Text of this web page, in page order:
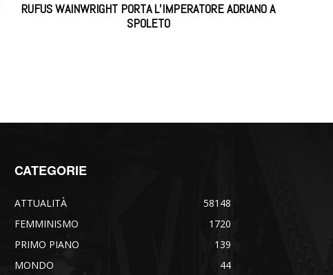
RUFUS WAINWRIGHT PORTA L’IMPERATORE ADRIANO A
SPOLETO
CATEGORIE
ATTUALITÀ
58148
FEMMINISMO
1720
PRIMO PIANO
139
MONDO
44